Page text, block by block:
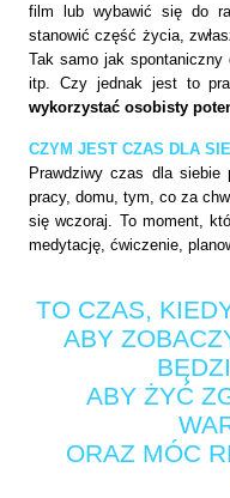
film lub wybawić się do
stanowić część życia,
Tak samo jak
itp. Czy jednak jest to
wykorzystać osobisty
CZYM JEST CZAS DLA
Prawdziwy czas dla siebie
pracy, domu, tym, co za
się wczoraj. To moment,
medytację, ćwiczenie,
TO CZAS,
ABY
ABY ŻYĆ
ORAZ MÓC